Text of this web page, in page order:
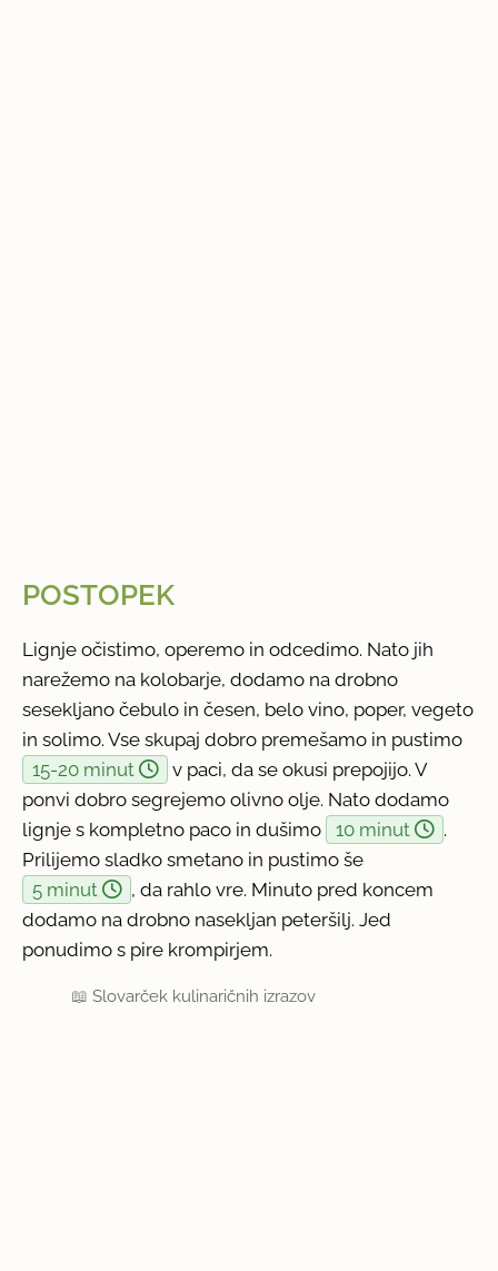
POSTOPEK
Lignje očistimo, operemo in odcedimo. Nato jih
narežemo na kolobarje, dodamo na drobno
sesekljano čebulo in česen, belo vino, poper, vegeto
in solimo. Vse skupaj dobro premešamo in pustimo
15-20 minut
v paci, da se okusi prepojijo. V
ponvi dobro segrejemo olivno olje. Nato dodamo
lignje s kompletno paco in dušimo
10 minut
.
Prilijemo sladko smetano in pustimo še
5 minut
, da rahlo vre. Minuto pred koncem
dodamo na drobno nasekljan peteršilj. Jed
ponudimo s pire krompirjem.
📖Slovarček kulinaričnih izrazov